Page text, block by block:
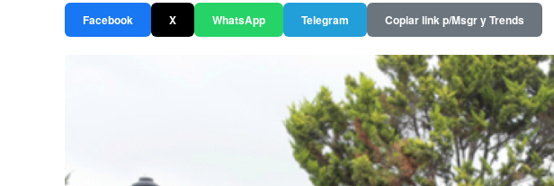
Facebook X WhatsApp Telegram Copiar link p/Msgr y Trends